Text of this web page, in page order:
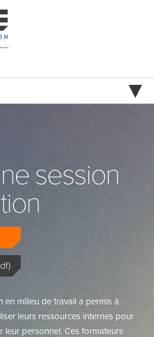
session
en milieu de travail a permis à
leurs ressources internes pour
leur personnel. Ces formateurs